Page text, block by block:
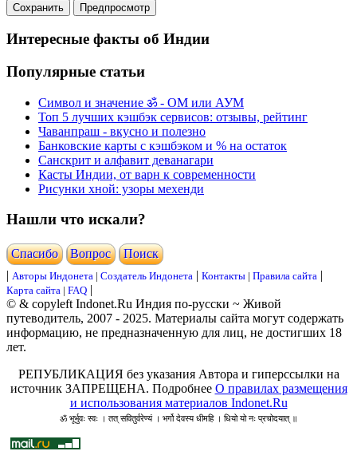
Интересные факты об Индии
Популярные статьи
Символ и значение ॐ - ОМ или АУМ
Топ 5 лучших кэшбэк сервисов: отзывы, рейтинг
Чаванпраш - вкусно и полезно
Банковские карты с кэшбэком и % на остаток
Санскрит и алфавит деванагари
Касты Индии, от варн к современности
Рисунки хной: узоры мехенди
Нашли что искали?
Cпасибо Вопрос
Поиск
| Авторы Индонета | Создатель Индонета | Контакты | Правила сайта |
Карта сайта | FAQ |
© & copyleft Indonet.Ru Индия по-русски ~ Живой
путеводитель, 2007 - 2025. Материалы сайта могут содержать
информацию, не предназначенную для лиц, не достигших 18
лет.
РЕПУБЛИКАЦИЯ без указания Автора и гиперссылки на
источник ЗАПРЕЩЕНА. Подробнее О правилах размещения
и использования материалов Indonet.Ru
ॐ भूर्भुवः स्वः । तत् सवितुर्वरेण्यं । भर्गो देवस्य धीमहि । धियो यो नः प्रचोदयात् ॥